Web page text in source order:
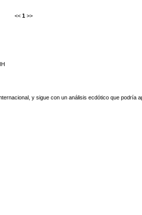
<< 1 >>
y sigue con un análisis ecdótico que podría